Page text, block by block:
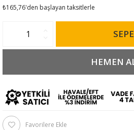
₺165,76'den başlayan taksitlerle
Favorilere Ekle